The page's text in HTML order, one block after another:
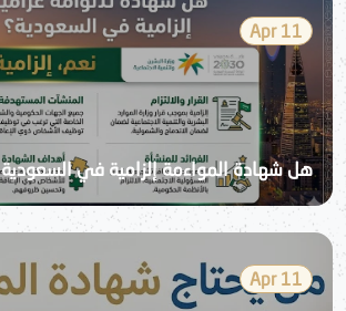
11 Apr
هل شهادة المواءمة إلزامية في السعودية
11 Apr